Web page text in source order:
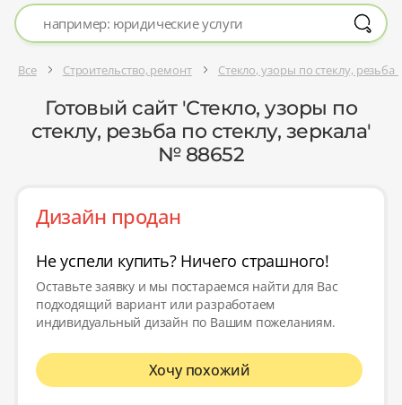
Все Строительство, ремонт Стекло, узоры по стеклу, резьба
Готовый сайт 'Стекло, узоры по
стеклу, резьба по стеклу, зеркала'
№ 88652
Дизайн продан
Не успели купить? Ничего страшного!
Оставьте заявку и мы постараемся найти для Вас
подходящий вариант или разработаем
индивидуальный дизайн по Вашим пожеланиям.
Хочу похожий